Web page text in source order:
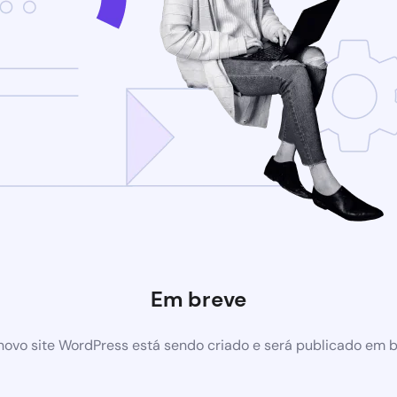
Em breve
site WordPress está sendo criado e será publicado em